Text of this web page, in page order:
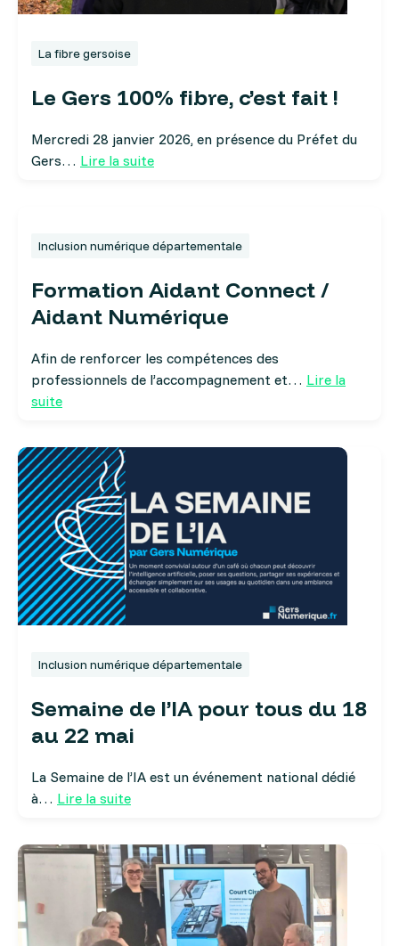
La fibre gersoise
Le Gers 100% fibre, c’est fait !
Mercredi 28 janvier 2026, en présence du Préfet du
Gers… Lire la suite
Inclusion numérique départementale
Formation Aidant Connect /
Aidant Numérique
Afin de renforcer les compétences des
professionnels de l’accompagnement et… Lire la
suite
Inclusion numérique départementale
Semaine de l’IA pour tous du 18
au 22 mai
La Semaine de l’IA est un événement national dédié
à… Lire la suite